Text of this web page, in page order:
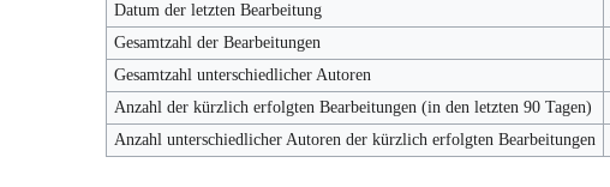
Datum der letzten Bearbeitung
Gesamtzahl der Bearbeitungen
Gesamtzahl unterschiedlicher Autoren
Anzahl der kürzlich erfolgten Bearbeitungen (in den letzten 90 Tagen)
Anzahl unterschiedlicher Autoren der kürzlich erfolgten Bearbeitungen